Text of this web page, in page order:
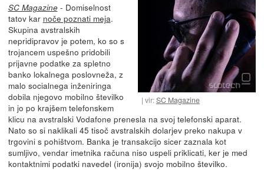
vir:SC Magazine
SC Magazine- Domiselnost
tatov kar noče poznati meja.
Skupina avstralskih
nepridipravov je potem, ko so s
trojancem uspešno pridobili
prijavne podatke za spletno
banko lokalnega poslovneža, z
malo socialnega inženiringa
dobila njegovo mobilno številko
in jo po krajšem telefonskem
klicu na avstralski Vodafone prenesla na svoj telefonski aparat.
Nato so si naklikali 45 tisoč avstralskih dolarjev preko nakupa v
trgovini s pohištvom. Banka je transakcijo sicer zaznala kot
sumljivo, vendar imetnika računa niso uspeli priklicati, ker je med
kontaktnimi podatki navedel (ironija) svojo mobilno številko.